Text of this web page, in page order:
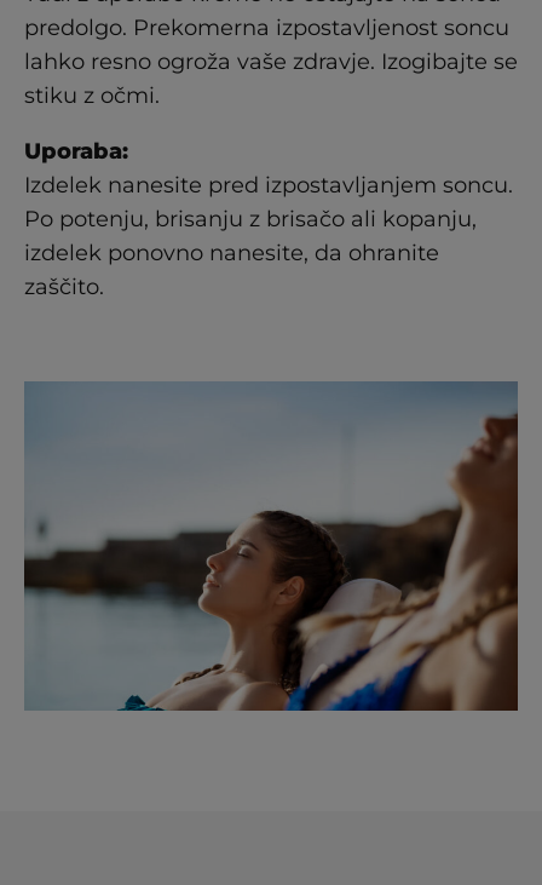
predolgo. Prekomerna izpostavljenost soncu
lahko resno ogroža vaše zdravje. Izogibajte se
stiku z očmi.
Uporaba:
Izdelek nanesite pred izpostavljanjem soncu.
Po potenju, brisanju z brisačo ali kopanju,
izdelek ponovno nanesite, da ohranite
zaščito.